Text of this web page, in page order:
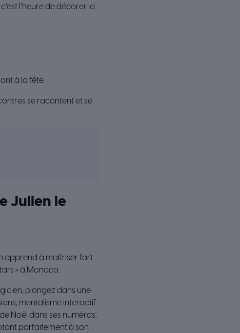
l’heure de décorer la
à la fête.
se racontent et se
Julien le
apprend à maîtriser l’art
» à Monaco.
plongez dans une
mentalisme interactif
Noël dans ses numéros,
parfaitement à son